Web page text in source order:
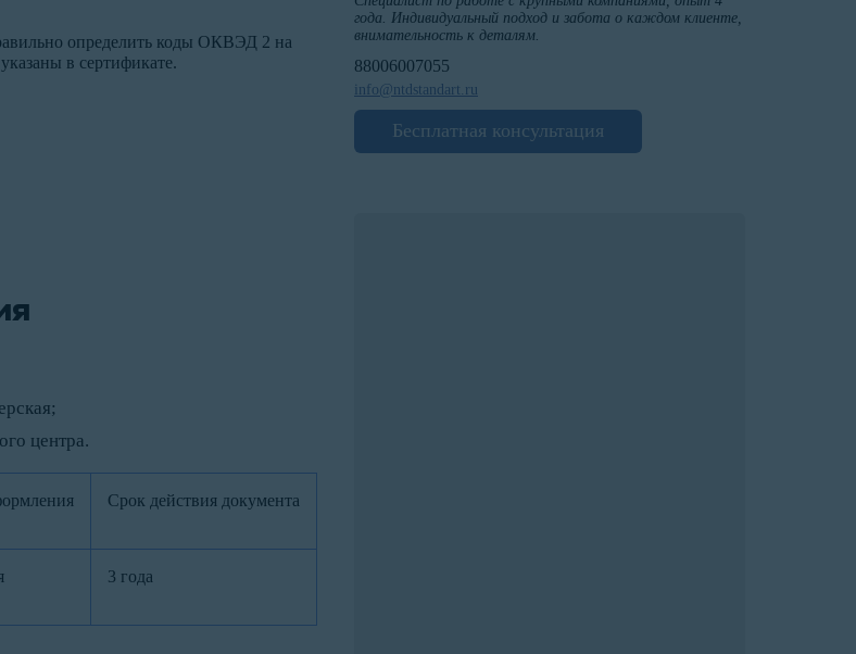
определить коды ОКВЭД 2 на
в сертификате.
центра.
Срок действия документа
3 года
года. Индивидуальный подход и забота о каждом клиенте,
внимательность к деталям.
88006007055
info@ntdstandart.ru
Бесплатная консультация